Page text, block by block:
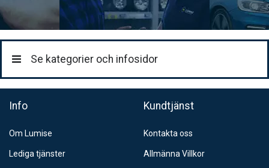
Se kategorier och infosidor
Info
Om Lumise
Lediga tjänster
Kundtjänst
Kontakta oss
Allmänna Villkor